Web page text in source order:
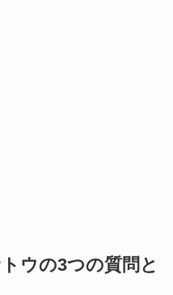
ウの3つの質問と